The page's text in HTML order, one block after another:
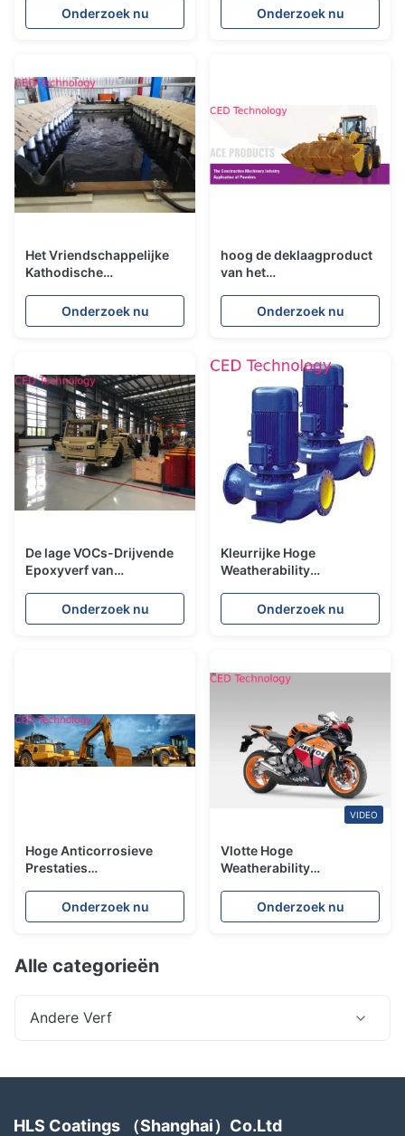
Elektroforetische
Deklaag
Onderzoek nu
autostoelOnderzoek nu
Het Vriendschappelijke
Kathodische
ISO9001 Eco Schilderen
voor Ijskast
Onderzoek nu
hoog de deklaagproduct
van het
Onderzoek nu
De lage VOCs-Drijvende
Epoxyverf van
Onderzoek nu
Kleurrijke Hoge
Weatherability
het Vastmaken Prestaties
Onderzoek nu
Hoge Anticorrosieve
Prestaties
voor Techniekmachines
Onderzoek nu
VIDEO
Vlotte Hoge
Weatherability
voor Elektrische
Auto/Motorfiets
Onderzoek nu
Alle categorieën
Andere Verf
HLS Coatings （Shanghai）Co.Ltd